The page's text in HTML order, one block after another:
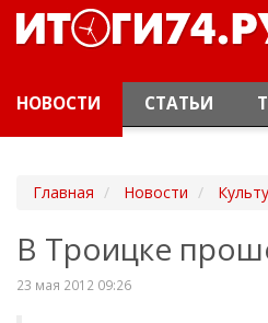
НОВОСТИ СТАТЬИ
Главная Новости
В Троицке
23 мая 2012 09:26